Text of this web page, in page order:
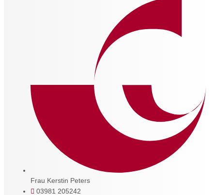
Frau Kerstin Peters
03981 205242